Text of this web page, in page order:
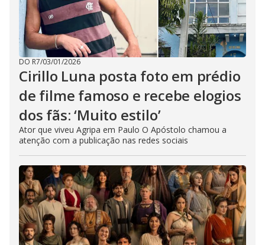
DO R7/03/01/2026
Cirillo Luna posta foto em prédio
de filme famoso e recebe elogios
dos fãs: ‘Muito estilo’
Ator que viveu Agripa em Paulo O Apóstolo chamou a
atenção com a publicação nas redes sociais